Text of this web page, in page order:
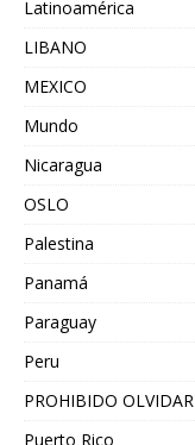
Latinoamérica
LIBANO
MEXICO
Mundo
Nicaragua
OSLO
Palestina
Panamá
Paraguay
Peru
PROHIBIDO OLVIDAR
Puerto Rico